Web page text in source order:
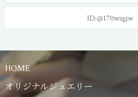
ID:@170wzgjw
HOME
オリジナルジュエリー